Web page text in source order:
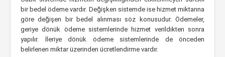
bir bedel ödeme vardır. Değişken sistemde ise hizmet miktarına
göre değişen bir bedel alınması söz konusudur. Ödemeler,
geriye dönük ödeme sistemlerinde hizmet verildikten sonra
yapılır. İleriye dönük ödeme sistemlerinde de önceden
belirlenen miktar üzerinden ücretlendirme vardır.